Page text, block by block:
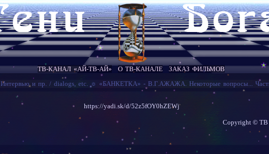
ТВ-КАНАЛ «АЙ-ТВ-АЙ» О ТВ-КАНАЛЕ
ЗАКАЗ ФИЛЬМОВ
Интервью и пр. / dialogs, etc. ☼ «БАНКЕТКА» - В.Г.АЖАЖА. Некоторые вопросы...
https://yadi.sk/d/52z5fOY0hZEWj
Copyright ©